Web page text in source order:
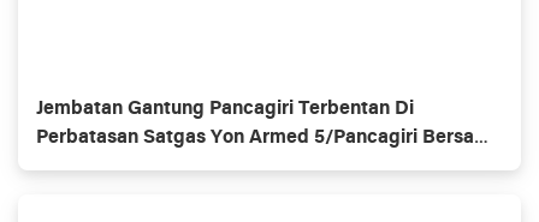
Jembatan Gantung Pancagiri Terbentan Di
Perbatasan Satgas Yon Armed 5/Pancagiri Bersama
Vertikal Rescue Dan PT MA/BDRMS